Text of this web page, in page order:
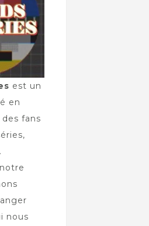
est un
en
des fans
nous